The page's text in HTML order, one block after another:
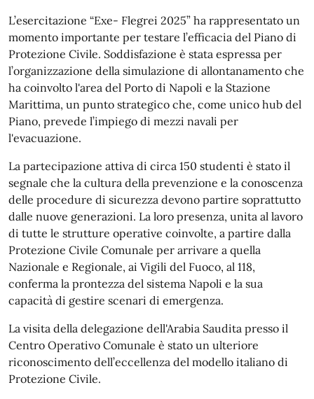
L’esercitazione “Exe- Flegrei 2025” ha rappresentato un
momento importante per testare l’efficacia del Piano di
Protezione Civile. Soddisfazione è stata espressa per
l’organizzazione della simulazione di allontanamento che
ha coinvolto l'area del Porto di Napoli e la Stazione
Marittima, un punto strategico che, come unico hub del
Piano, prevede l’impiego di mezzi navali per
l'evacuazione.
La partecipazione attiva di circa 150 studenti è stato il
segnale che la cultura della prevenzione e la conoscenza
delle procedure di sicurezza devono partire soprattutto
dalle nuove generazioni. La loro presenza, unita al lavoro
di tutte le strutture operative coinvolte, a partire dalla
Protezione Civile Comunale per arrivare a quella
Nazionale e Regionale, ai Vigili del Fuoco, al 118,
conferma la prontezza del sistema Napoli e la sua
capacità di gestire scenari di emergenza.
La visita della delegazione dell'Arabia Saudita presso il
Centro Operativo Comunale è stato un ulteriore
riconoscimento dell’eccellenza del modello italiano di
Protezione Civile.